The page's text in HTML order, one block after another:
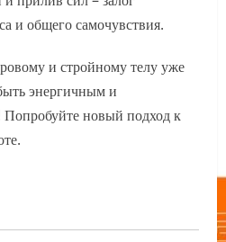
и общего самочувствия.
и стройному телу уже
энергичным и
Попробуйте новый подход к